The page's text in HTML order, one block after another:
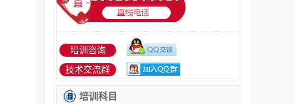
培训咨询
技术交流群
培训科目